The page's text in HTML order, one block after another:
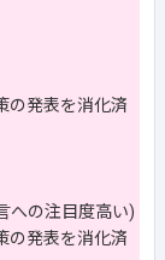
の発表を消化済
への注目度高い)
の発表を消化済